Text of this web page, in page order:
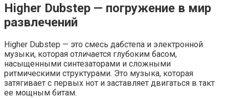
Higher Dubstep — погружение в мир
развлечений
Higher Dubstep — это смесь дабстепа и электронной
музыки, которая отличается глубоким басом,
насыщенными синтезаторами и сложными
ритмическими структурами. Это музыка, которая
затягивает с первых нот и заставляет двигаться в такт
ее мощным битам.